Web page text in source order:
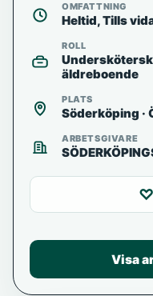
OMFATTNING
Heltid, Tills
ROLL
äldreboende
PLATS
Söderköping ·
ARBETSGIVARE
♡
Visa